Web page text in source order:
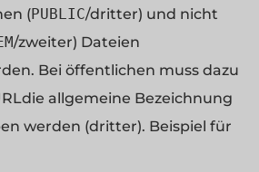
(PUBLIC/dritter) und nicht
/zweiter) Dateien
Bei öffentlichen muss dazu
allgemeine Bezeichnung
werden (dritter). Beispiel für